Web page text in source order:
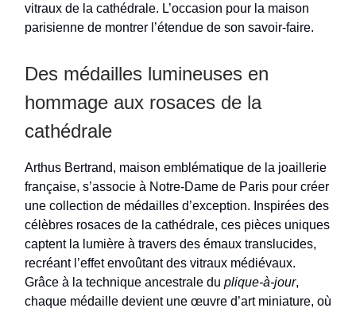
vitraux de la cathédrale. L’occasion pour la maison
parisienne de montrer l’étendue de son savoir-faire.
Des médailles lumineuses en
hommage aux rosaces de la
cathédrale
Arthus Bertrand, maison emblématique de la joaillerie
française, s’associe à Notre-Dame de Paris pour créer
une collection de médailles d’exception. Inspirées des
célèbres rosaces de la cathédrale, ces pièces uniques
captent la lumière à travers des émaux translucides,
recréant l’effet envoûtant des vitraux médiévaux.
Grâce à la technique ancestrale du plique-à-jour,
chaque médaille devient une œuvre d’art miniature, où